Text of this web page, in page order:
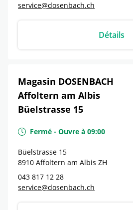
service@dosenbach.ch
Détails
Magasin DOSENBACH
Affoltern am Albis
Büelstrasse 15
Fermé - Ouvre à 09:00
Büelstrasse 15
8910 Affoltern am Albis ZH
043 817 12 28
service@dosenbach.ch